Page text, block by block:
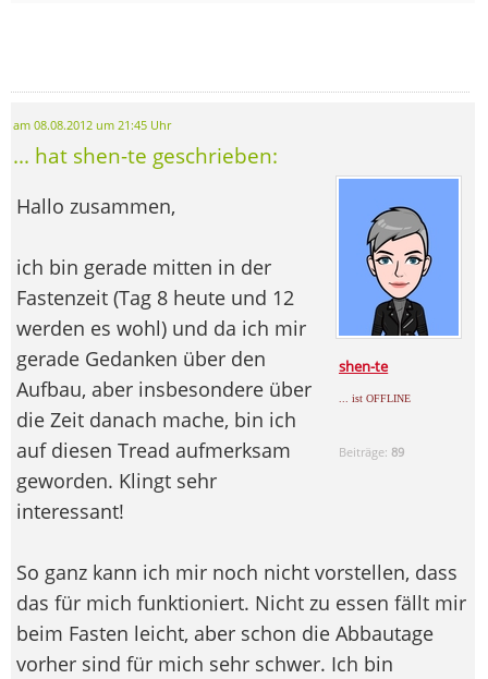
am 08.08.2012 um 21:45 Uhr
... hat shen-te geschrieben:
shen-te
... ist OFFLINE
Beiträge:89
Hallo zusammen,
ich bin gerade mitten in der
Fastenzeit (Tag 8 heute und 12
werden es wohl) und da ich mir
gerade Gedanken über den
Aufbau, aber insbesondere über
die Zeit danach mache, bin ich
auf diesen Tread aufmerksam
geworden. Klingt sehr
interessant!
So ganz kann ich mir noch nicht vorstellen, dass
das für mich funktioniert. Nicht zu essen fällt mir
beim Fasten leicht, aber schon die Abbautage
vorher sind für mich sehr schwer. Ich bin